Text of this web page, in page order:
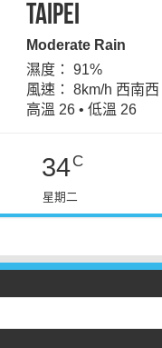
Taipei
Moderate Rain
濕度： 91%
風速： 8km/h 西南西
高溫 26 • 低溫 26
34C
星期二